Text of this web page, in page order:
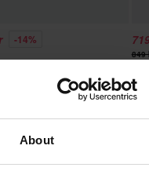
About
-14%
849